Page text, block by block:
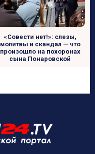
«Совести нет!»: слезы,
молитвы и скандал — что
произошло на похоронах
сына Понаровской